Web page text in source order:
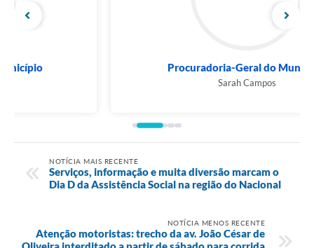
Procuradoria-Geral do Município
NOTÍCIA MAIS RECENTE
Serviços, informação e muita diversão marcam o
Dia D da Assistência Social na região do Nacional
NOTÍCIA MENOS RECENTE
Atenção motoristas: trecho da av. João César de